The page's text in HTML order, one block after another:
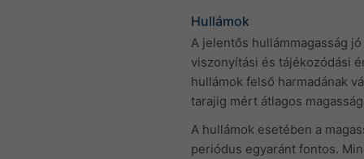
Hullámok
A jelentős hullámmagasság jó
viszonyítási és tájékozódási
hullámok felső harmadának
tarajig mért átlagos
A hullámok esetében a
periódus egyaránt fontos.